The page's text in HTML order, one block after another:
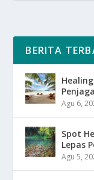
BERITA
Agu 6,
Spot
Lepas
Agu 5,